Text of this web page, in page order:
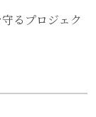
るプロジェク